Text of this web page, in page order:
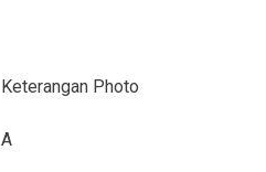
Keterangan Photo
A